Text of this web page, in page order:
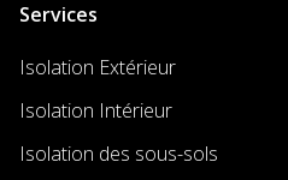
Services
Isolation Extérieur
Isolation Intérieur
Isolation des sous-sols